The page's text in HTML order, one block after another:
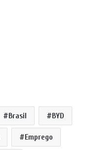
Brasil BYD
Emprego